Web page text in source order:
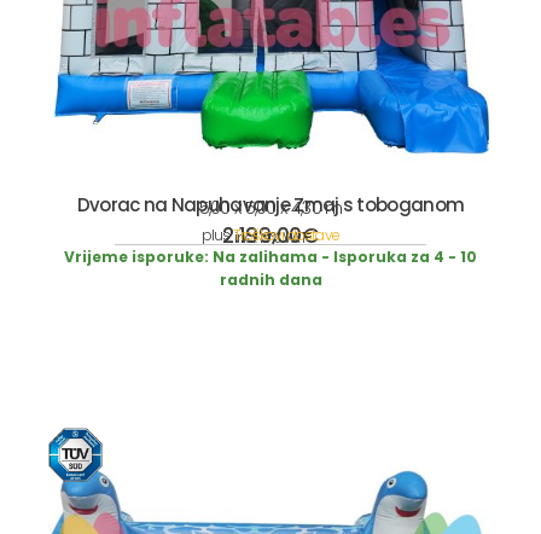
Dvorac na Napuhavanje Zmaj s toboganom
5,00 x 5,00 x 4,30 m
2.199,00€
incl. 19% VAT
plusTroškovi dostave
Vrijeme isporuke: Na zalihama - Isporuka za 4 - 10
radnih dana